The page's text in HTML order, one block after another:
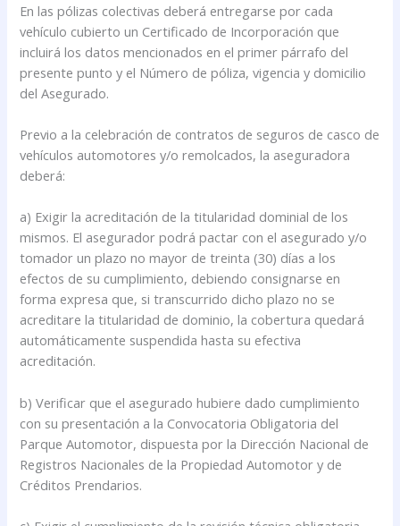
En las pólizas colectivas deberá entregarse por cada
vehículo cubierto un Certificado de Incorporación que
incluirá los datos mencionados en el primer párrafo del
presente punto y el Número de póliza, vigencia y domicilio
del Asegurado.
Previo a la celebración de contratos de seguros de casco de
vehículos automotores y/o remolcados, la aseguradora
deberá:
a) Exigir la acreditación de la titularidad dominial de los
mismos. El asegurador podrá pactar con el asegurado y/o
tomador un plazo no mayor de treinta (30) días a los
efectos de su cumplimiento, debiendo consignarse en
forma expresa que, si transcurrido dicho plazo no se
acreditare la titularidad de dominio, la cobertura quedará
automáticamente suspendida hasta su efectiva
acreditación.
b) Verificar que el asegurado hubiere dado cumplimiento
con su presentación a la Convocatoria Obligatoria del
Parque Automotor, dispuesta por la Dirección Nacional de
Registros Nacionales de la Propiedad Automotor y de
Créditos Prendarios.